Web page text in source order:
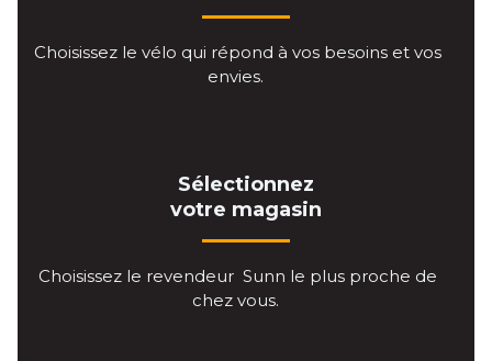
Choisissez le vélo qui répond à vos besoins et vos
envies.
Sélectionnez
votre magasin
Choisissez le revendeur Sunn le plus proche de
chez vous.